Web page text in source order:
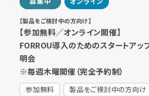
【製品をご検討中の方向け】
【参加無料／オンライン開催】
FORROU導入のためのスタートアッ
明会
※毎週木曜開催（完全予約制）
参加無料 製品をご検討中の方向け